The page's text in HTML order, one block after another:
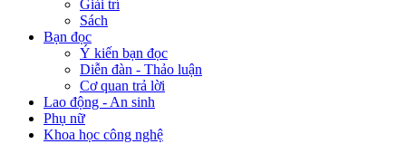
Giải trí
Sách
Bạn đọc
Ý kiến bạn đọc
Diễn đàn - Thảo luận
Cơ quan trả lời
Lao động - An sinh
Phụ nữ
Khoa học công nghệ